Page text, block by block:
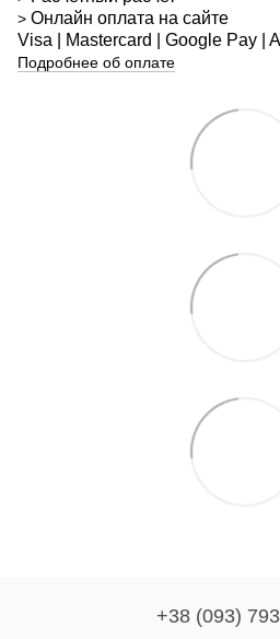
> Онлайн оплата на сайте
Visa | Mastercard | Google Pay |
Подробнее об оплате
+38 (093)